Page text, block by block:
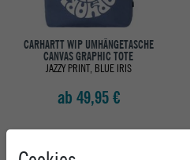
CARHARTT WIP UMHÄNGETASCHE
CANVAS GRAPHIC TOTE
JAZZY PRINT, BLUE IRIS
ab 49,95 €